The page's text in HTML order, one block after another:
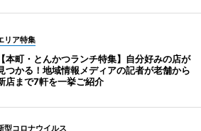
リア特集
【本町・とんかつランチ特集】自分好みの店が
つかる！地域情報メディアの記者が老舗から
店まで7軒を一挙ご紹介
型コロナウイルス